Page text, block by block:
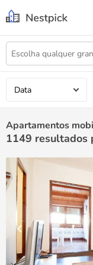
Data
Apartamentos
1149 resultados